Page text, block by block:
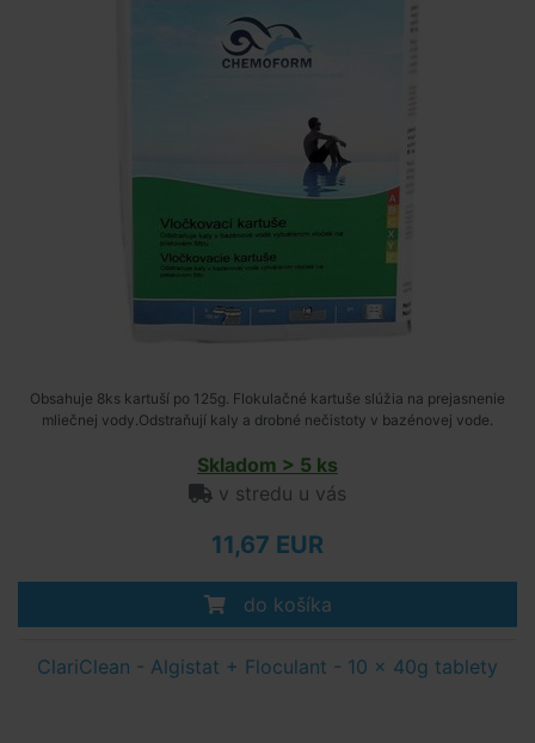
Obsahuje 8ks kartuší po 125g. Flokulačné kartuše slúžia na prejasnenie
mliečnej vody.Odstraňují kaly a drobné nečistoty v bazénovej vode.
Skladom > 5 ks
v stredu u vás
11,67 EUR
do košíka
ClariClean - Algistat + Floculant - 10 x 40g tablety